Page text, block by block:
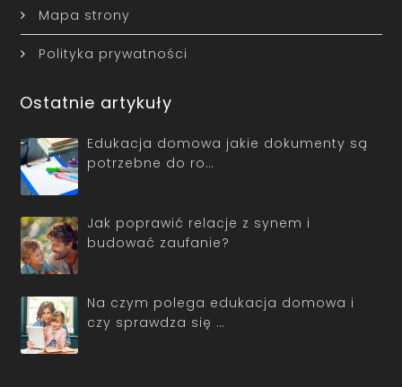
Mapa strony
Polityka prywatności
Ostatnie artykuły
Edukacja domowa jakie dokumenty są
potrzebne do ro…
Jak poprawić relacje z synem i
budować zaufanie?
Na czym polega edukacja domowa i
czy sprawdza się …